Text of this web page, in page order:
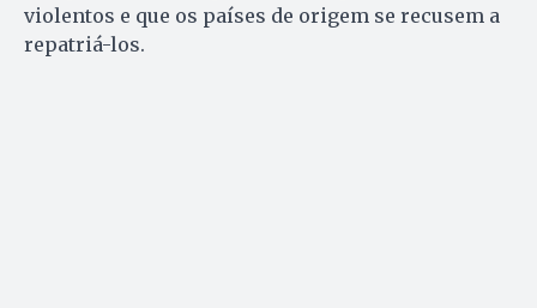
violentos e que os países de origem se recusem a
repatriá-los.